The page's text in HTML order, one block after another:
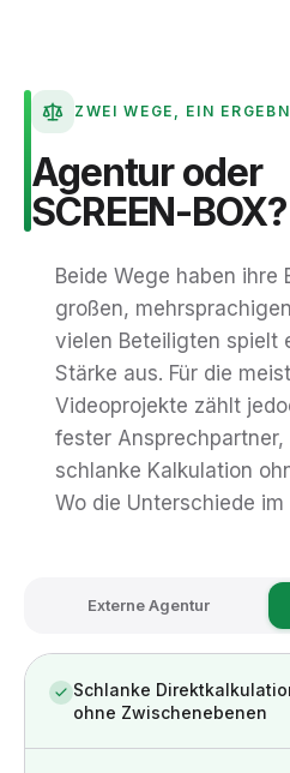
ZWEI WEGE, EIN
Agentur oder
SCREEN-BOX?
Beide Wege haben ihre
großen,
vielen Beteiligten spielt
Stärke aus. Für die
Videoprojekte zählt
fester
schlanke Kalkulation
Wo die Unterschiede
Externe Agentur
Schlanke
ohne Zwischenebenen